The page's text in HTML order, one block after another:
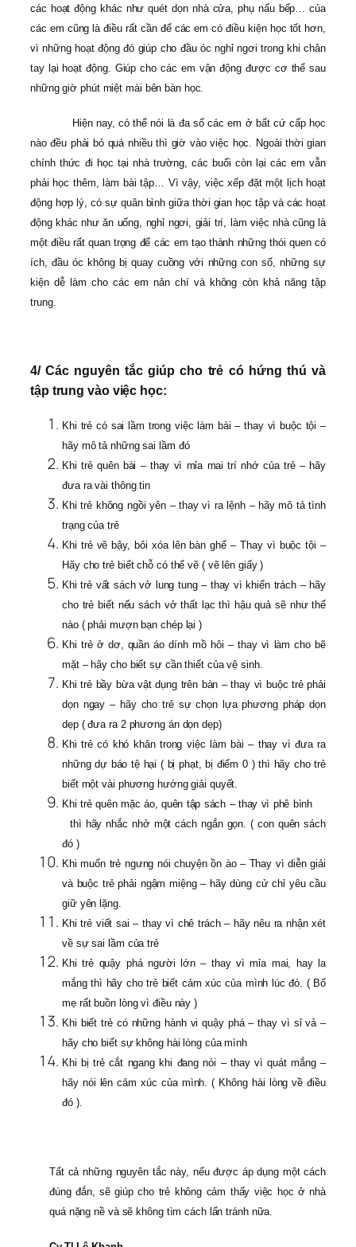
các hoạt động khác như quét dọn nhà cửa, phụ nấu bếp… của
các em cũng là điều rất cần để các em có điều kiện học tốt hơn,
vì những hoạt động đó giúp cho đầu óc nghỉ ngơi trong khi chân
tay lại hoạt động. Giúp cho các em vận động được cơ thể sau
những giờ phút miệt mài bên bàn học.
Hiện nay, có thể nói là đa số các em ở bất cứ cấp học
nào đều phải bỏ quá nhiều thì giờ vào việc học. Ngoài thời gian
chính thức đi học tại nhà trường, các buổi còn lại các em vẫn
phải học thêm, làm bài tập… Vì vậy, việc xếp đặt một lịch hoạt
động hợp lý, có sự quân bình giữa thời gian học tập và các hoạt
động khác như ăn uống, nghỉ ngơi, giải trí, làm việc nhà cũng là
một điều rất quan trọng để các em tạo thành những thói quen có
ích, đầu óc không bị quay cuồng với những con số, những sự
kiện dễ làm cho các em nản chí và không còn khả năng tập
trung.
4/ Các nguyên tắc giúp cho trẻ có hứng thú và
tập trung vào việc học:
Khi trẻ có sai lầm trong việc làm bài – thay vì buộc tội –
hãy mô tả những sai lầm đó
Khi trẻ quên bài – thay vì mỉa mai trí nhớ của trẻ – hãy
đưa ra vài thông tin
Khi trẻ không ngồi yên – thay vì ra lệnh – hãy mô tả tình
trạng của trẻ
Khi trẻ vẽ bậy, bôi xóa lên bàn ghế – Thay vì buộc tội –
Hãy cho trẻ biết chỗ có thể vẽ ( vẽ lên giấy )
Khi trẻ vất sách vở lung tung – thay vì khiển trách – hãy
cho trẻ biết nếu sách vở thất lạc thì hậu quả sẽ như thế
nào ( phải mượn bạn chép lại )
Khi trẻ ở dơ, quần áo dính mồ hôi – thay vì làm cho bẽ
mặt – hãy cho biết sự cần thiết của vệ sinh.
Khi trẻ bầy bừa vật dụng trên bàn – thay vì buộc trẻ phải
dọn ngay – hãy cho trẻ sự chọn lựa phương pháp dọn
dẹp ( đưa ra 2 phương án dọn dẹp)
Khi trẻ có khó khăn trong việc làm bài – thay vì đưa ra
những dự báo tệ hại ( bị phạt, bị điểm 0 ) thì hãy cho trẻ
biết một vài phương hướng giải quyết.
Khi trẻ quên mặc áo, quên tập sách – thay vì phê bình
thì hãy nhắc nhở một cách ngắn gọn. ( con quên sách
đó )
Khi muốn trẻ ngưng nói chuyện ồn ào – Thay vì diễn giải
và buộc trẻ phải ngậm miệng – hãy dùng cử chỉ yêu cầu
giữ yên lặng.
Khi trẻ viết sai – thay vì chê trách – hãy nêu ra nhận xét
về sự sai lầm của trẻ
Khi trẻ quậy phá người lớn – thay vì mỉa mai, hay la
mắng thì hãy cho trẻ biết cảm xúc của mình lúc đó. ( Bố
mẹ rất buồn lòng vì điều này )
Khi biết trẻ có những hành vi quậy phá – thay vì sỉ vả –
hãy cho biết sự không hài lòng của mình
Khi bị trẻ cắt ngang khi đang nói – thay vì quát mắng –
hãy nói lên cảm xúc của mình. ( Không hài lòng về điều
đó ).
Tất cả những nguyên tắc này, nếu được áp dụng một cách
đúng đắn, sẽ giúp cho trẻ không cảm thấy việc học ở nhà
quá nặng nề và sẽ không tìm cách lẩn tránh nữa.